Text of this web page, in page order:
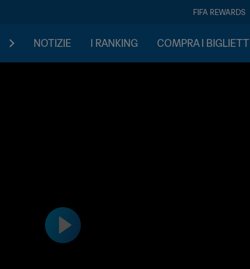
FIFA REWARDS
NOTIZIE I RANKING COMPRA I BIGLIETTI